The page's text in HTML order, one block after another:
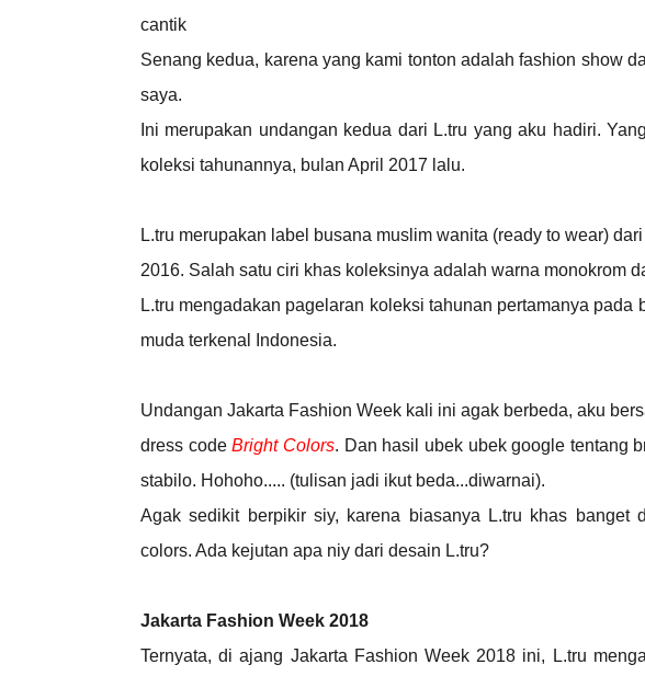
cantik
Senang kedua, karena yang kami tonton adalah fashion show
saya.
Ini merupakan undangan kedua dari L.tru yang aku hadiri.
koleksi tahunannya, bulan April 2017 lalu.
L.tru merupakan label busana muslim wanita (ready to wear) dari
2016. Salah satu ciri khas koleksinya adalah warna monokrom
L.tru mengadakan pagelaran koleksi tahunan pertamanya
muda terkenal Indonesia.
Undangan Jakarta Fashion Week kali ini agak berbeda, aku
dress codeBright Colors. Dan hasil ubek ubek google tentang
stabilo. Hohoho..... (tulisan jadi ikut beda...diwarnai).
Agak sedikit berpikir siy, karena biasanya L.tru khas banget
colors. Ada kejutan apa niy dari desain L.tru?
Jakarta Fashion Week 2018
Ternyata, di ajang Jakarta Fashion Week 2018 ini, L.tru